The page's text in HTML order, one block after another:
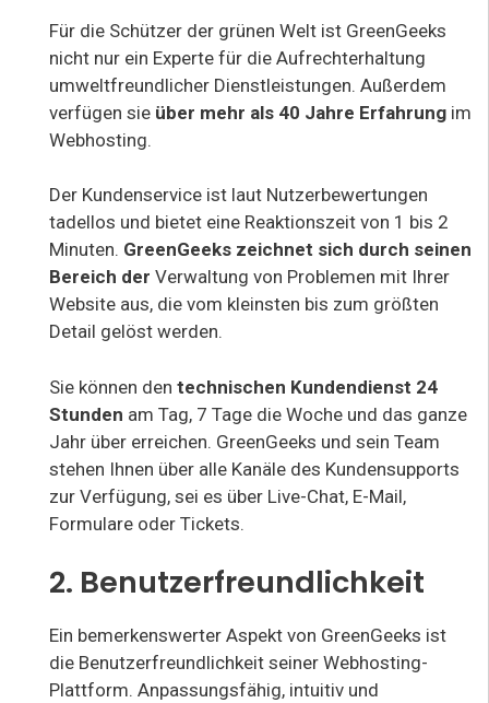
Für die Schützer der grünen Welt ist GreenGeeks
nicht nur ein Experte für die Aufrechterhaltung
umweltfreundlicher Dienstleistungen. Außerdem
verfügen sie über mehr als 40 Jahre Erfahrung im
Webhosting.
Der Kundenservice ist laut Nutzerbewertungen
tadellos und bietet eine Reaktionszeit von 1 bis 2
Minuten. GreenGeeks zeichnet sich durch seinen
Bereich der Verwaltung von Problemen mit Ihrer
Website aus, die vom kleinsten bis zum größten
Detail gelöst werden.
Sie können den technischen Kundendienst 24
Stunden am Tag, 7 Tage die Woche und das ganze
Jahr über erreichen. GreenGeeks und sein Team
stehen Ihnen über alle Kanäle des Kundensupports
zur Verfügung, sei es über Live-Chat, E-Mail,
Formulare oder Tickets.
2. Benutzerfreundlichkeit
Ein bemerkenswerter Aspekt von GreenGeeks ist
die Benutzerfreundlichkeit seiner Webhosting-
Plattform. Anpassungsfähig, intuitiv und